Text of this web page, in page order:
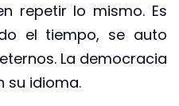
repetir lo mismo. Es
el tiempo, se auto
La democracia
su idioma.